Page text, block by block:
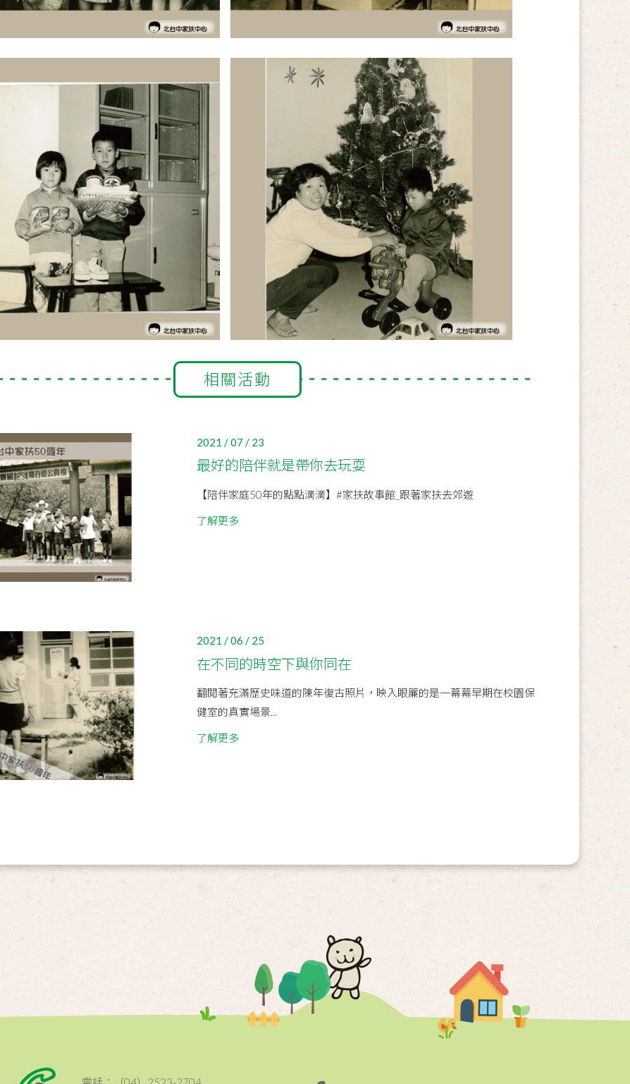
相關活動
2021 / 07 / 23
最好的陪伴就是帶你去玩耍
【陪伴家庭50年的點點滴滴】#家扶故事館_跟著家扶去郊遊
了解更多
2021 / 06 / 25
在不同的時空下與你同在
翻閱著充滿歷史味道的陳年復古照片，映入眼簾的是一幕幕早期在校園保
健室的真實場景...
了解更多